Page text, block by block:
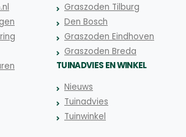
Graszoden Tilburg
Den Bosch
Graszoden Eindhoven
Graszoden Breda
TUINADVIES EN WINKEL
Nieuws
Tuinadvies
Tuinwinkel